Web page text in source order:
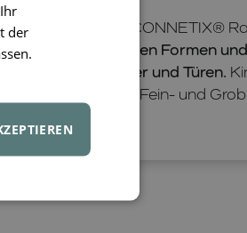
mit dem CONNETIX®
in verschiedenen Formen und
Dreiecke, Fenster und Türen.
und dabei ihre Fein- und
der